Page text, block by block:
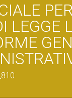
LEGGE